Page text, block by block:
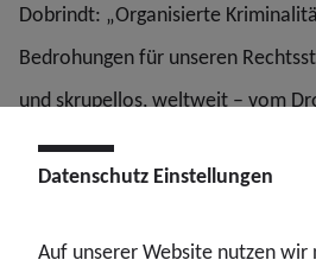
Dobrindt: „Organisierte
Bedrohungen für unseren
und skrupellos, weltweit – vom
Geldwäsche bis zur Einflussnahme
Entscheidungsträger. Diesen
Datenschutz Einstellungen
Auf unserer Website nutzen wir